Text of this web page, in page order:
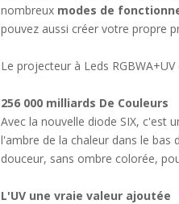
nombreux modes de
pouvez aussi créer votre propre
Le projecteur à Leds
256 000 milliards De Couleurs
Avec la nouvelle diode SIX, c'est
l'ambre de la chaleur dans le bas
douceur, sans ombre colorée,
L'UV une vraie valeur ajoutée